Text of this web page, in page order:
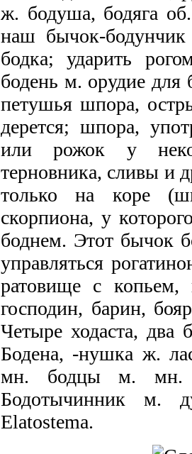
ж. бодуша, бодяга
наш бычок-
бодка; ударить
бодень м. орудие для
петушья шпора,
дерется; шпора,
или рожок у
терновника, сливы и
только на коре
скорпиона, у
боднем. Этот бычок
управляться
ратовище с
господин, барин,
Четыре ходаста, два
Бодена, -нушка ж.
мн. бодцы м. мн.
Бодотычинник м.
Elatostema.